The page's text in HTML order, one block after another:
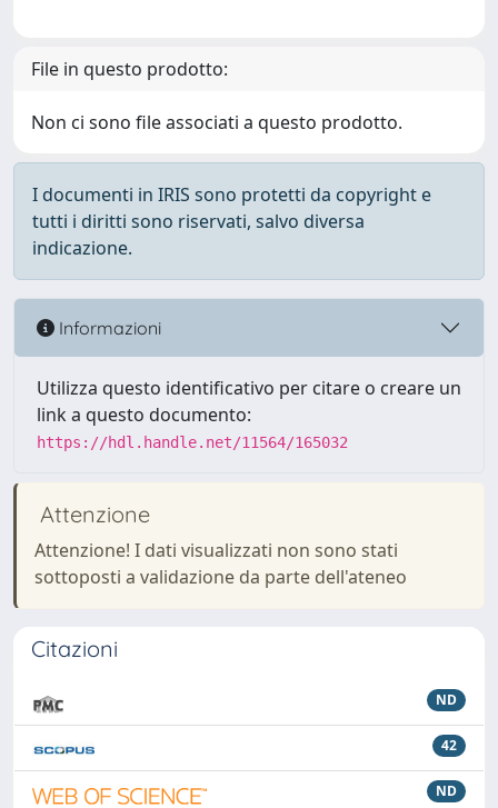
File in questo prodotto:
Non ci sono file associati a questo prodotto.
I documenti in IRIS sono protetti da copyright e
tutti i diritti sono riservati, salvo diversa
indicazione.
Informazioni
Utilizza questo identificativo per citare o creare un
link a questo documento:
https://hdl.handle.net/11564/165032
Attenzione
Attenzione! I dati visualizzati non sono stati
sottoposti a validazione da parte dell'ateneo
Citazioni
ND
42
ND